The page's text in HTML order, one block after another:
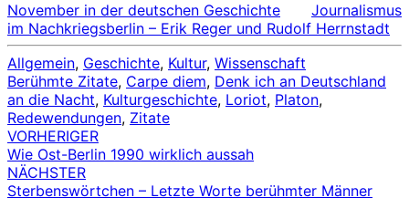
November in der deutschen Geschichte
Journalismus
im Nachkriegsberlin – Erik Reger und Rudolf Herrnstadt
Allgemein, Geschichte, Kultur, Wissenschaft
Berühmte Zitate, Carpe diem, Denk ich an Deutschland
an die Nacht, Kulturgeschichte, Loriot, Platon,
Redewendungen, Zitate
Beitragsnavigation
VORHERIGER
Wie Ost-Berlin 1990 wirklich aussah
NÄCHSTER
Sterbenswörtchen – Letzte Worte berühmter Männer